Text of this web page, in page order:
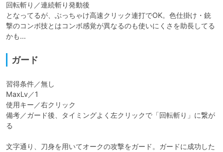
回転斬り／連続斬り発動後
となってるが、ぶっちゃけ高速クリック連打でOK。色仕掛け・銃
撃のコンボ技とはコンボ感覚が異なるのも使いにくさを助長してる
かも…
ガード
習得条件／無し
MaxLv／1
使用キー／右クリック
備考／ガード後、タイミングよく左クリックで「回転斬り」に繋が
る
文字通り、刀身を用いてオークの攻撃をガード。ガードに成功した